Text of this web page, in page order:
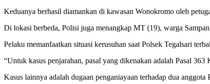
Keduanya berhasil diamankan di kawasan Wonokromo oleh
Di lokasi berbeda, Polisi juga menangkap MT (19), warga
Pelaku memanfaatkan situasi kerusuhan saat Polsek Tegalsari
“Untuk kasus penjarahan, pasal yang dikenakan adalah Pasal
Kasus lainnya adalah dugaan penganiayaan terhadap dua anggota